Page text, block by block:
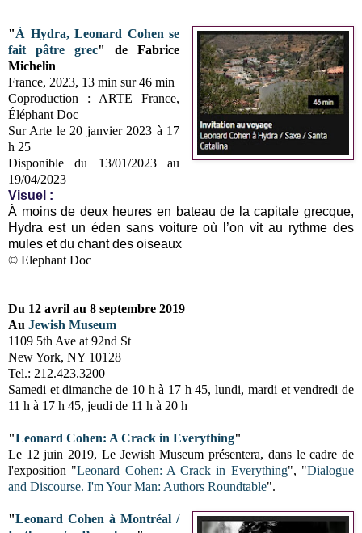
"À Hydra, Leonard Cohen se
fait pâtre grec" de Fabrice
Michelin
France, 2023, 13 min sur 46 min
Coproduction : ARTE France,
Éléphant Doc
Sur Arte le 20 janvier 2023 à 17
h 25
Disponible du 13/01/2023 au
19/04/2023
Visuel :
À moins de deux heures en bateau de la capitale grecque,
Hydra est un éden sans voiture où l’on vit au rythme des
mules et du chant des oiseaux
© Elephant Doc
Du 12 avril au 8 septembre 2019
Au Jewish Museum
1109 5th Ave at 92nd St
New York, NY 10128
Tel.: 212.423.3200
Samedi et dimanche de 10 h à 17 h 45, lundi, mardi et vendredi de
11 h à 17 h 45, jeudi de 11 h à 20 h
"Leonard Cohen: A Crack in Everything"
Le 12 juin 2019, Le Jewish Museum présentera, dans le cadre de
l'exposition "Leonard Cohen: A Crack in Everything", "Dialogue
and Discourse. I'm Your Man: Authors Roundtable".
"Leonard Cohen à Montréal /